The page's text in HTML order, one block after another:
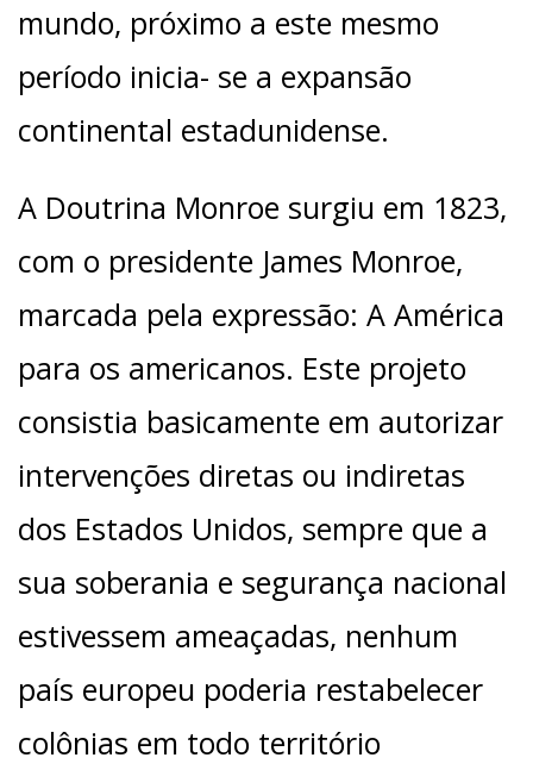
mundo, próximo a este mesmo
período inicia- se a expansão
continental estadunidense.
A Doutrina Monroe surgiu em 1823,
com o presidente James Monroe,
marcada pela expressão: A América
para os americanos. Este projeto
consistia basicamente em autorizar
intervenções diretas ou indiretas
dos Estados Unidos, sempre que a
sua soberania e segurança nacional
estivessem ameaçadas, nenhum
país europeu poderia restabelecer
colônias em todo território